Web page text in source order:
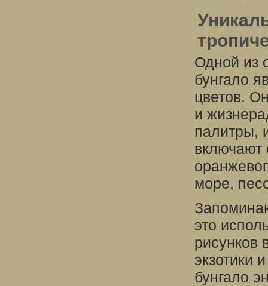
Одной из
бунгало
цветов.
и
палитры,
включают
море,
это
рисунков
экзотики
бунгало